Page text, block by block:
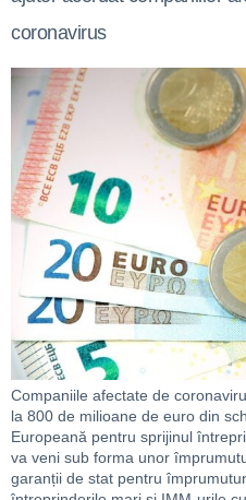
coronavirus
Companiile afectate de
la 800 de milioane de euro din
Europeană pentru sprijinul
va veni sub forma unor
garanții de stat pentru